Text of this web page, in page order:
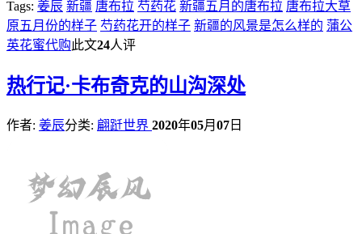
Tags: 姜辰 新疆 唐布拉 芍药花 新疆五月的唐布拉 唐布拉大草
原五月份的样子 芍药花开的样子 新疆的风景是怎么样的 蒲公
英花蜜代购此文24人评
热行记·卡布奇克的山沟深处
作者: 姜辰分类: 翩跹世界 2020年05月 07 日